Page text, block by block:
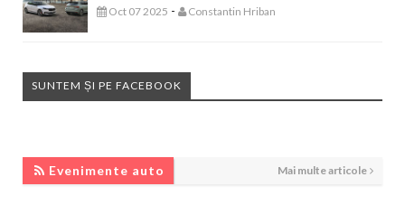
Oct 07 2025 - Constantin Hriban
SUNTEM ȘI PE FACEBOOK
Evenimente auto Mai multe articole